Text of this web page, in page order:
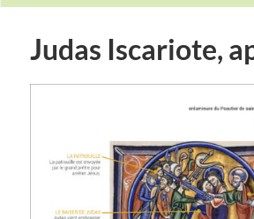
Judas Iscariote,